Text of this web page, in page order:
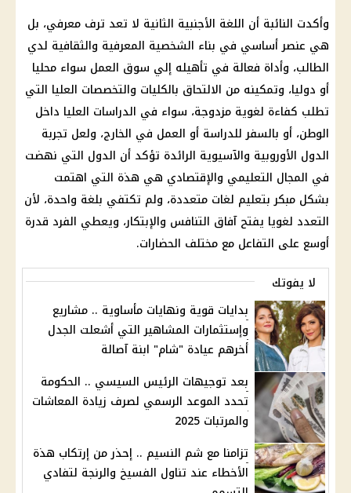
وأكدت النائبة أن اللغة الأجنبية الثانية لا تعد ترف معرفي، بل
هي عنصر أساسي في بناء الشخصية المعرفية والثقافية لدي
الطالب، وأداة فعالة في تأهيله إلي سوق العمل سواء محليا
أو دوليا، وتمكينه من الالتحاق بالكليات والتخصصات العليا التي
تطلب كفاءة لغوية مزدوجة، سواء في الدراسات العليا داخل
الوطن، أو بالسفر للدراسة أو العمل في الخارج، ولعل تجربة
الدول الأوروبية والآسيوية الرائدة تؤكد أن الدول التي نهضت
في المجال التعليمي والإقتصادي هي هذة التي اهتمت
بشكل مبكر بتعليم لغات متعددة، ولم تكتفي بلغة واحدة، لأن
التعدد لغويا يفتح آفاق التنافس والإبتكار، ويعطي الفرد قدرة
أوسع على التفاعل مع مختلف الحضارات.
لا يفوتك
بدايات قوية ونهايات مأساوية .. مشاريع
وإستثمارات المشاهير التي أشعلت الجدل
أخرهم عيادة "شام" ابنة آصالة
بعد توجيهات الرئيس السيسي .. الحكومة
تحدد الموعد الرسمي لصرف زيادة المعاشات
والمرتبات 2025
تزامنا مع شم النسيم .. إحذر من إرتكاب هذة
الأخطاء عند تناول الفسيخ والرنجة لتفادي